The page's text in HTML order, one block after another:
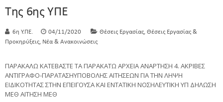
Της 6ης ΥΠΕ
6η Υ.ΠΕ. 04/11/2020 Θέσεις Εργασίας, Θέσεις Εργασίας &
Προκηρύξεις, Νέα & Ανακοινώσεις
ΠΑΡΑΚΑΛΩ ΚΑΤΕΒΑΣΤΕ ΤΑ ΠΑΡΑΚΑΤΩ ΑΡΧΕΙΑ ΑΝΑΡΤΗΣΗ 4. ΑΚΡΙΒΕΣ
ΑΝΤΙΓΡΑΦΟ-ΠΑΡΑΤΑΣΗΥΠΟΒΟΛΗΣ ΑΙΤΗΣΕΩΝ ΓΙΑ ΤΗΝ ΛΗΨΗ
ΕΙΔΙΚΟΤΗΤΑΣ ΣΤΗΝ ΕΠΕΙΓΟΥΣΑ ΚΑΙ ΕΝΤΑΤΙΚΗ ΝΟΣΗΛΕΥΤΙΚΗ ΥΠ ΔΗΛΩΣΗ
ΜΕΘ ΑΙΤΗΣΗ ΜΕΘ